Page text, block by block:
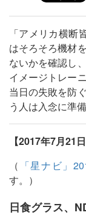
「アメリカ横
はそろそろ機材
ないかを確認し
イメージトレー
当日の失敗を防
う人は入念に準
【2017年7月21日
（ 「星ナビ」
す。）
日食グラス、